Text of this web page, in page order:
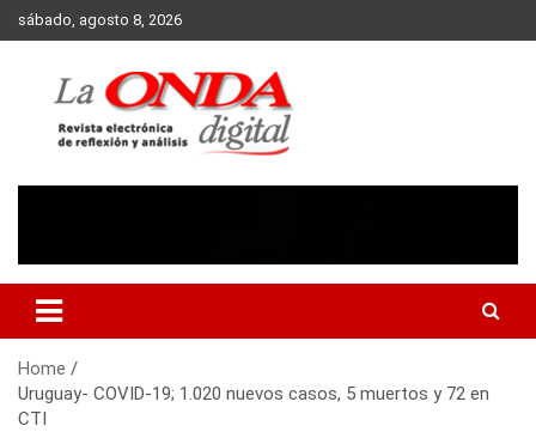
Skip
to
sábado, agosto 8, 2026
Home
Uruguay- COVID-19; 1.020 nuevos casos, 5 muertos y 72 en
CTI